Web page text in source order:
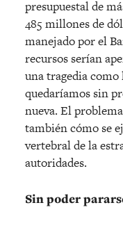
presupuestal de
485 millones de
manejado por el
recursos serían
una tragedia como
quedaríamos sin
nueva. El
también cómo se
vertebral de la
autoridades.
Sin poder